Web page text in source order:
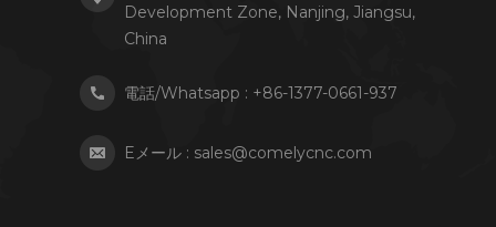
Development Zone, Nanjing, Jiangsu,
China
電話/Whatsapp : +86-1377-0661-937
Eメール : sales@comelycnc.com